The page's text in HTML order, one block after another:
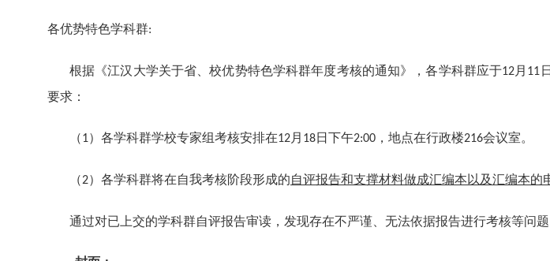
各优势特色学科群:
根据《江汉大学关于省、校优势特色学科群年度考核的通知》，各学科群应于12月 11
要求：
（1）各学科群学校专家组考核安排在12月 18日下午2:00，地点在行政楼216会议室。
（2）各学科群将在自我考核阶段形成的自评报告和支撑材料做成汇编本以及汇编本的
通过对已上交的学科群自评报告审读，发现存在不严谨、无法依据报告进行考核等问